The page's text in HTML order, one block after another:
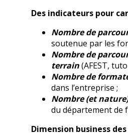
Des indicateurs pour
Nombre de
soutenue par les
Nombre de
terrain(AFEST,
Nombre de
dans l’entreprise ;
Nombre (et
du département de
Dimension business